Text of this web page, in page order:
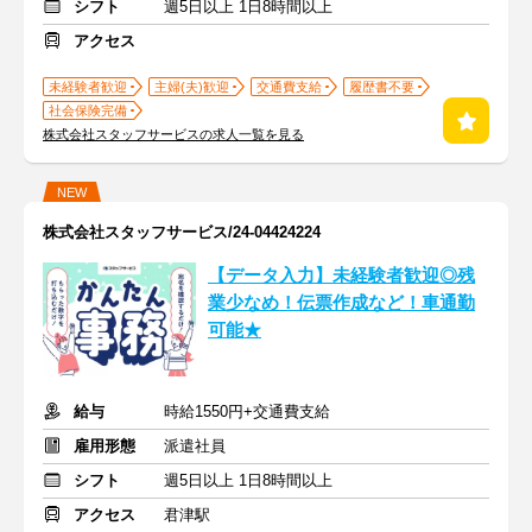
シフト
週5日以上 1日8時間以上
アクセス
未経験者歓迎 主婦(夫)歓迎 交通費支給
履歴書不要
社会保険完備
株式会社スタッフサービスの求人一覧を見る
NEW
株式会社スタッフサービス/24-04424224
【データ入力】未経験者歓迎◎残
業少なめ！伝票作成など！車通勤
可能★
給与
時給1550円+交通費支給
雇用形態
派遣社員
シフト
週5日以上 1日8時間以上
アクセス
君津駅